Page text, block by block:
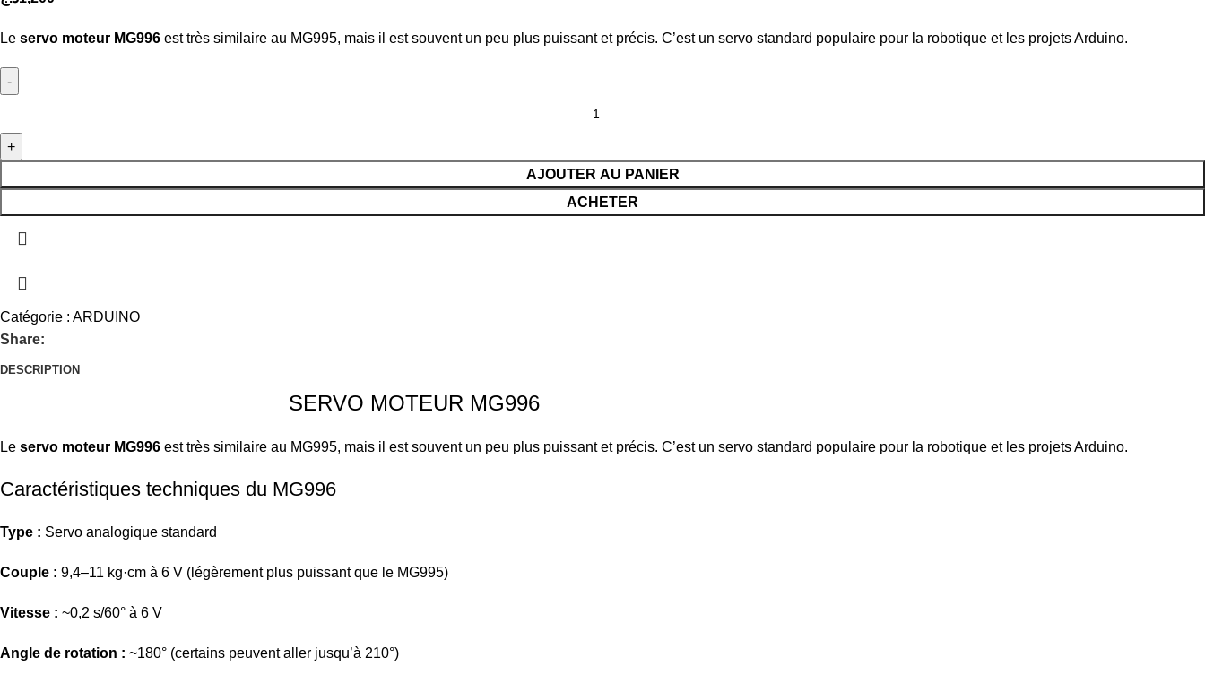
Le servo moteur MG996 est très similaire au MG995, mais il est souvent un peu plus puissant et précis. C’est un servo standard populaire pour la robotique et les projets Arduino.
AJOUTER AU PANIER
ACHETER
Catégorie : ARDUINO
Share:
DESCRIPTION
SERVO MOTEUR MG996
Le servo moteur MG996 est très similaire au MG995, mais il est souvent un peu plus puissant et précis. C’est un servo standard populaire pour la robotique et les projets Arduino.
Caractéristiques techniques du MG996
Type : Servo analogique standard
Couple : 9,4–11 kg·cm à 6 V (légèrement plus puissant que le MG995)
Vitesse : ~0,2 s/60° à 6 V
Angle de rotation : ~180° (certains peuvent aller jusqu’à 210°)